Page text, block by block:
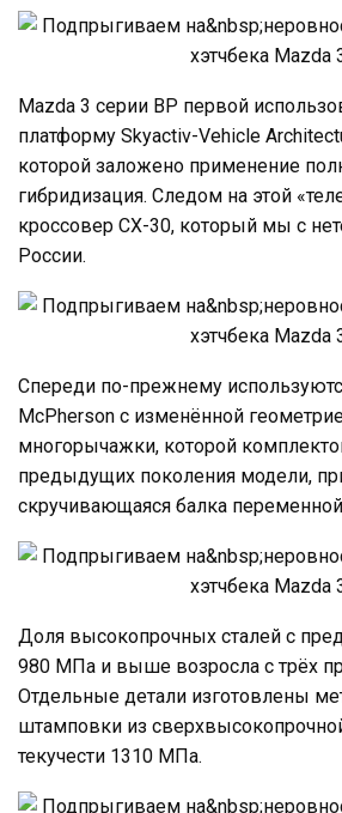
Mazda 3 серии BP первой
платформу Skyactiv-Vehicle
которой заложено применение
гибридизация. Следом на этой
кроссовер CX-30, который мы с
России.
Спереди по-прежнему
McPherson с изменённой
многорычажки, которой
предыдущих поколения модели,
скручивающаяся балка
Доля высокопрочных сталей с
980 МПа и выше возросла с трёх
Отдельные детали изготовлены
штамповки из
текучести 1310 МПа.